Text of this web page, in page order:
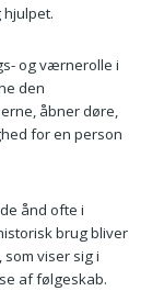
og værnerolle i
den
åbner døre,
for en person
ånd ofte i
brug bliver
viser sig i
af følgeskab.